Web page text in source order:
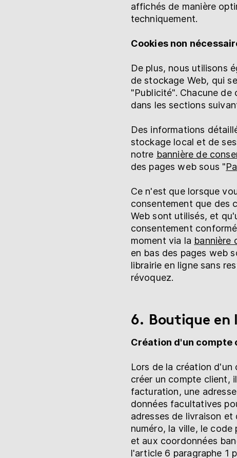
affichés de manière
techniquement.
Cookies non
De plus, nous utilisons
de stockage Web, qui
"Publicité". Chacune
dans les sections
Des informations
stockage local et de
notre bannière de
des pages web sous "
Ce n'est que lorsque
consentement que des
Web sont utilisés, et
consentement
moment via la bannière
en bas des pages web
librairie en ligne sans
révoquez.
6. Boutique en
Création d'un compte
Lors de la création d'un
créer un compte client,
facturation, une
données facultatives
adresses de livraison et
numéro, la ville, le
et aux coordonnées
l'article 6 paragraphe 1